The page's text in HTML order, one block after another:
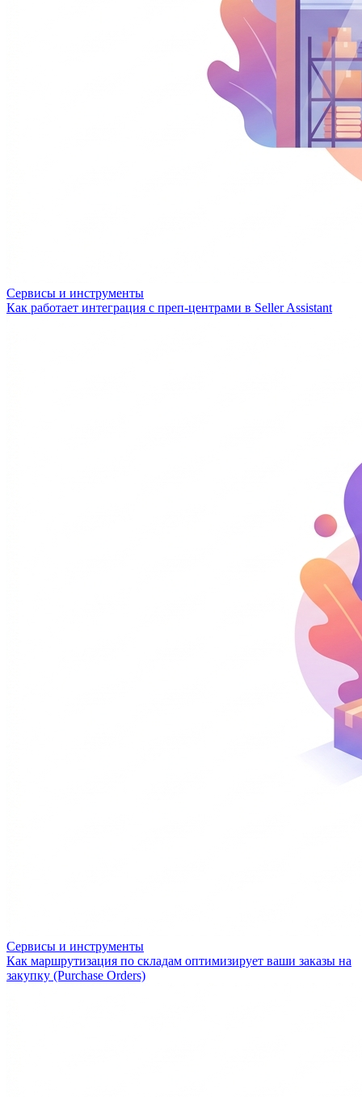
Сервисы и инструменты
Как работает интеграция с преп-центрами в Seller Assistant
Сервисы и инструменты
Как маршрутизация по складам оптимизирует ваши заказы на
закупку (Purchase Orders)